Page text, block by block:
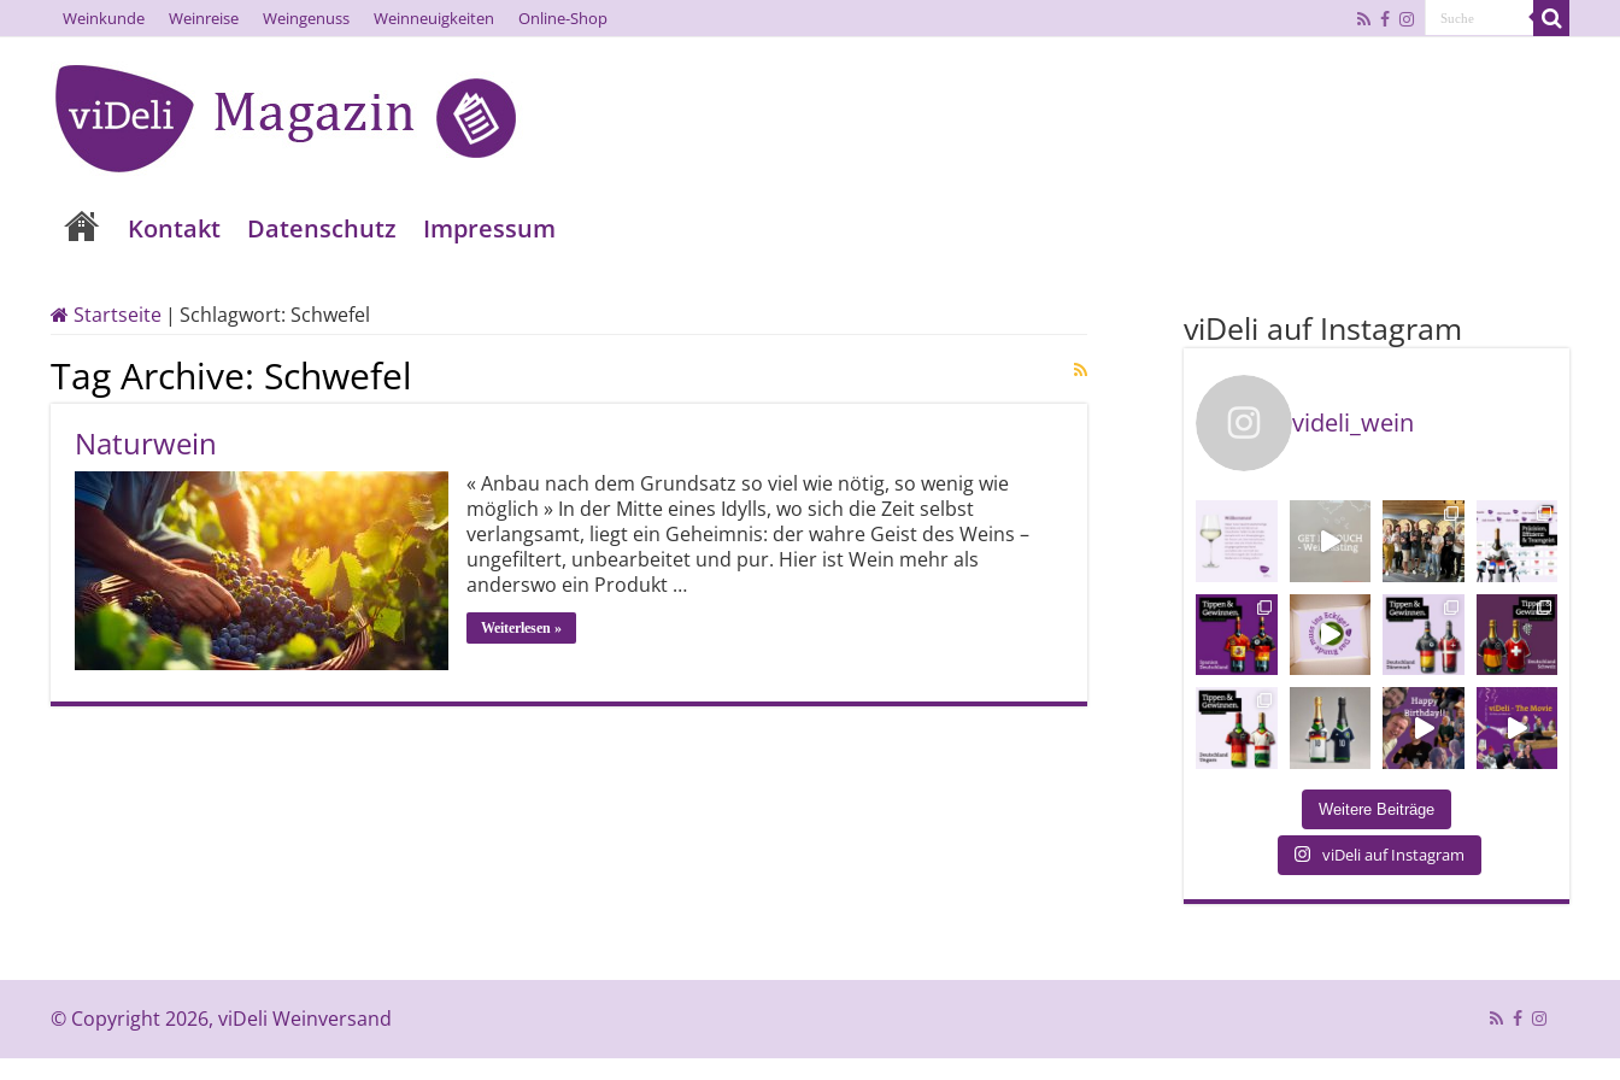
Weinkunde Weinreise Weingenuss Weinneuigkeiten Online-Shop
Kontakt Datenschutz Impressum
Startseite | Schlagwort: Schwefel
Tag Archive: Schwefel
Naturwein
« Anbau nach dem Grundsatz so viel wie nötig, so wenig wie
möglich » In der Mitte eines Idylls, wo sich die Zeit selbst
verlangsamt, liegt ein Geheimnis: der wahre Geist des Weins –
ungefiltert, unbearbeitet und pur. Hier ist Wein mehr als
anderswo ein Produkt …
Weiterlesen »
viDeli auf Instagram
videli_wein
Weitere Beiträge
viDeli auf Instagram
© Copyright 2026, viDeli Weinversand